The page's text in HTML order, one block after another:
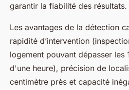
garantir la fiabilité des résultats.
Les avantages de la détection
rapidité d’intervention
logement pouvant dépasser les
d'une heure), précision de
centimètre près et capacité